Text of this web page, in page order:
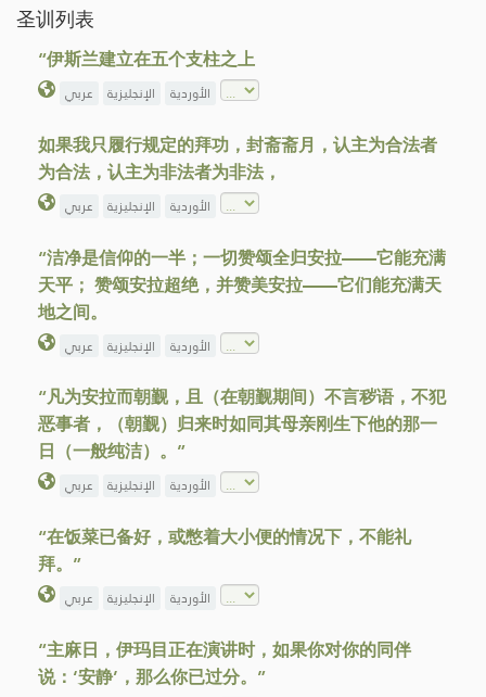
圣训列表
“伊斯兰建立在五个支柱之上
عربي الإنجليزية الأوردية
如果我只履行规定的拜功，封斋斋月，认主为合法者
为合法，认主为非法者为非法，
عربي الإنجليزية الأوردية
“洁净是信仰的一半；一切赞颂全归安拉——它能充满
天平； 赞颂安拉超绝，并赞美安拉——它们能充满天
地之间。
عربي الإنجليزية الأوردية
“凡为安拉而朝觐，且（在朝觐期间）不言秽语，不犯
恶事者，（朝觐）归来时如同其母亲刚生下他的那一
日（一般纯洁）。”
عربي الإنجليزية الأوردية
“在饭菜已备好，或憋着大小便的情况下，不能礼
拜。”
عربي الإنجليزية الأوردية
“主麻日，伊玛目正在演讲时，如果你对你的同伴
说：‘安静’，那么你已过分。”